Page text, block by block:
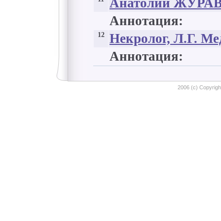
Аннотация:
12
Некролог, Л.Г.
Аннотация:
2006 (c)